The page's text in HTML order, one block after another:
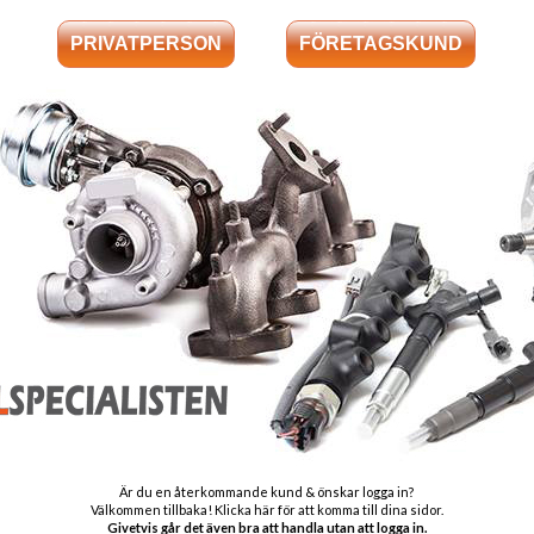
Garanti:
Våra Adblue
Som en
ut en
stomme i retur.
Alla våra
produkter
Är du en återkommande kund & önskar logga in?
Välkommen tillbaka! Klicka här för att komma till dina sidor.
Givetvis går det även bra att handla utan att logga in.